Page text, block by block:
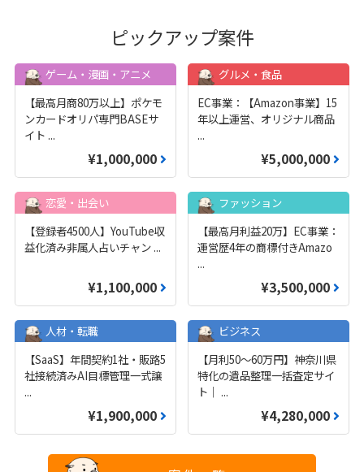
ピックアップ案件
ゲーム・漫画・アニメ
【最高月商80万以上】ポケモ
ンカードオリパ専門BASEサ
イト ...
¥1,000,000
グルメ・食品
EC事業：【Amazon事業】15
年以上運営、オリジナル商品
...
¥5,000,000
恋愛・出会い
【登録者4500人】YouTube収
益化済み非属人占いチャン ...
¥1,100,000
ファッション
【最高月利益20万】EC事業：
運営歴4年の商標付きAmazo
...
¥3,500,000
人材・転職
【SaaS】年間契約1社・販路5
社接続済みAI目標管理一式譲
...
¥1,900,000
ビジネス
【月利50〜60万円】神奈川県
特化の遺品整理一括査定サイ
ト｜ ...
¥4,280,000